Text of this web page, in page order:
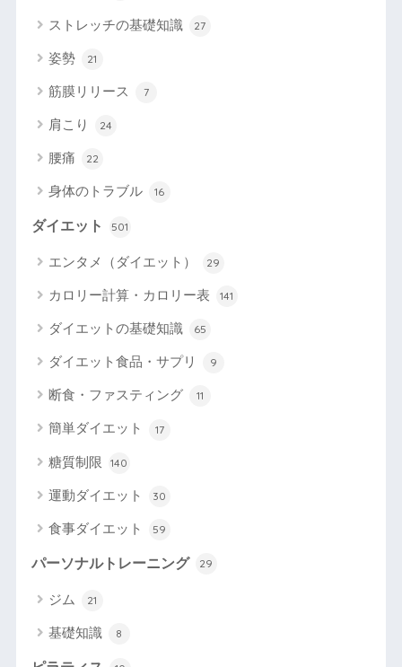
ストレッチの基礎知識 27
姿勢 21
筋膜リリース 7
肩こり 24
腰痛 22
身体のトラブル 16
ダイエット 501
エンタメ（ダイエット） 29
カロリー計算・カロリー表 141
ダイエットの基礎知識 65
ダイエット食品・サプリ 9
断食・ファスティング 11
簡単ダイエット 17
糖質制限 140
運動ダイエット 30
食事ダイエット 59
パーソナルトレーニング 29
ジム 21
基礎知識 8